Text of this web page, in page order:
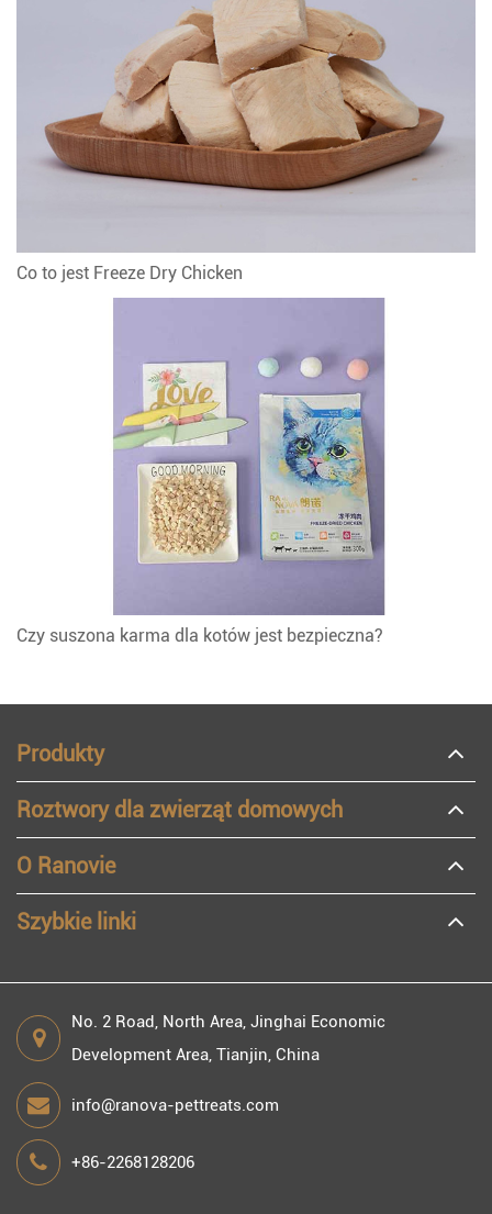
Co to jest Freeze Dry Chicken
Czy suszona karma dla kotów jest bezpieczna?
Produkty
Roztwory dla zwierząt domowych
O Ranovie
Szybkie linki
No. 2 Road, North Area, Jinghai Economic
Development Area, Tianjin, China
info@ranova-pettreats.com
+86-2268128206